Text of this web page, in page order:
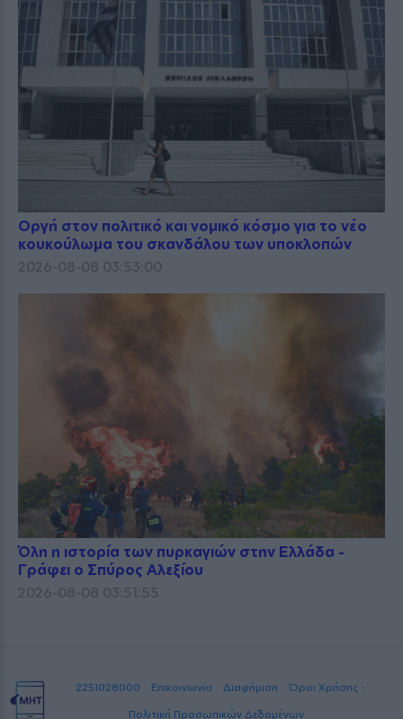
Οργή στον πολιτικό και νομικό κόσμο για το νέο
κουκούλωμα του σκανδάλου των υποκλοπών
2026-08-08 03:53:00
Όλη η ιστορία των πυρκαγιών στην Ελλάδα -
Γράφει ο Σπύρος Αλεξίου
2026-08-08 03:51:55
2251028000 Επικοινωνία Διαφήμιση
Όροι Χρήσης -
Πολιτική Προσωπικών Δεδομένων